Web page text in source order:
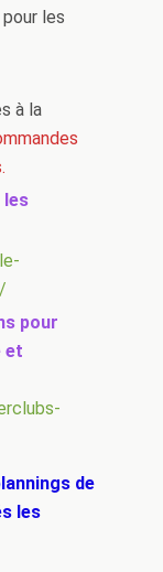
les
à la
les
pour
et
de
les